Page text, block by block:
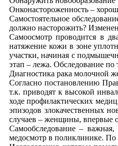
Онконастороженность –
Самостоятельное
должно насторожить?
Самоосмотр проводится в
натяжение кожи в зоне
участки, начиная с
этап – лежа. Обследование
Диагностика рака молочной
Согласно постановлению
т.к. приводят к высокой
ходе профилактических
эпизодов злокачественных
случаев – женщины, впервые
Самообследование –
медосмотр в поликлинике.